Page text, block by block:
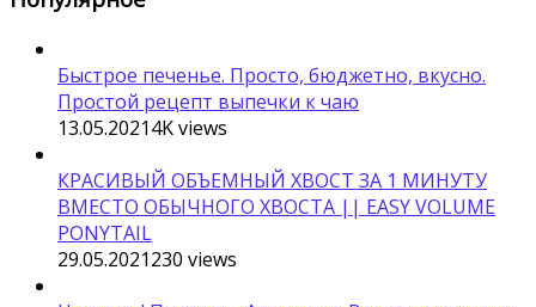
Быстрое печенье. Просто, бюджетно, вкусно.
Простой рецепт выпечки к чаю
13.05.20214Kviews
КРАСИВЫЙ ОБЪЕМНЫЙ ХВОСТ ЗА 1 МИНУТУ
ВМЕСТО ОБЫЧНОГО ХВОСТА || EASY VOLUME
PONYTAIL
29.05.2021230 views